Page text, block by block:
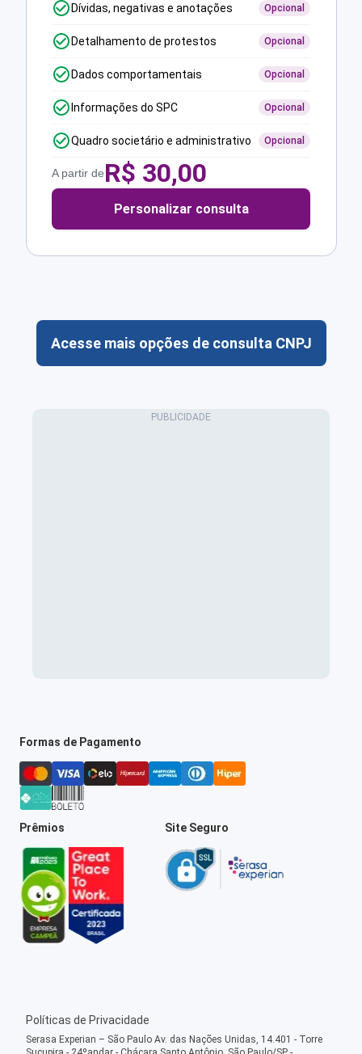
Dívidas, negativas e anotações Opcional
Detalhamento de protestos Opcional
Dados comportamentais Opcional
Informações do SPC Opcional
Quadro societário e administrativo Opcional
A partir deR$ 30,00
Personalizar consulta
Acesse mais opções de consulta CNPJ
Formas de Pagamento
Prêmios Site Seguro
Políticas de Privacidade
Serasa Experian – São Paulo Av. das Nações Unidas, 14.401 - Torre